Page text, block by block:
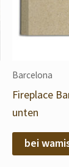
Barcelona
Fireplace
unten
bei